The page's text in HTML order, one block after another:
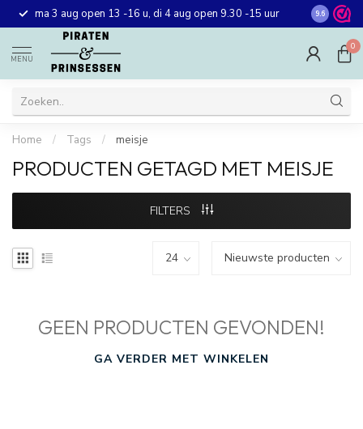
ma 3 aug open 13 -16 u, di 4 aug open 9.30 -15 uur Gratis
winkel in
9.6
MENU
0
Home / Tags / meisje
PRODUCTEN GETAGD MET MEISJE
FILTERS
GEEN PRODUCTEN GEVONDEN!
GA VERDER MET WINKELEN